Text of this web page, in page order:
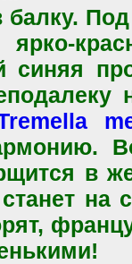
ярко-
в
на